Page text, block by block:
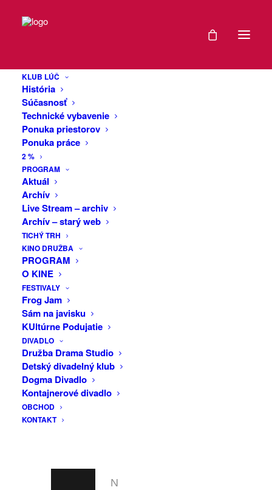
KLUB LÚČ
História
Súčasnosť
Technické vybavenie
Ponuka priestorov
Ponuka práce
2 %
PROGRAM
Aktuál
Archív
Live Stream – archiv
Archív – starý web
TICHÝ TRH
KINO DRUŽBA
PROGRAM
O KINE
FESTIVALY
Frog Jam
Sám na javisku
KUltúrne Podujatie
DIVADLO
Družba Drama Studio
Detský divadelný klub
Dogma Divadlo
Kontajnerové divadlo
OBCHOD
KONTAKT
stavebníctve
Pozývame Vás diskutovať a posedieť si
pri káve. Témy na diskusiu nie sú len
odborné:
Stavebníctvo v kocke
Trenčín a doprava v meste
Problematiku vysvetlí odborník v
stavebnej legislatíve Ing. Miloš Mičega,
MBA.
Prípadné otázky môžete zaslať vopred
Vstup voľný.
DÁTUM
O
N